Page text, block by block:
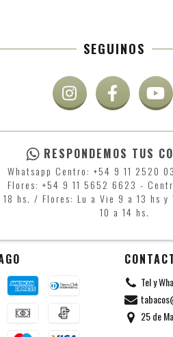
SEGUINOS
RESPONDEMOS TUS
Whatsapp Centro: +54 9 11 2520
Flores: +54 9 11 5652 6623 -
18 hs. / Flores: Lu a Vie 9 a 13 hs y
10 a 14 hs.
Tel y
25 de